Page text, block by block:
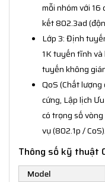
mỗi nhóm với 16
kết 802.3ad
Lớp 3: Định
1K tuyến tĩnh và
tuyến không
QoS (Chất
cứng, Lập lịch
có trọng số
vụ (802.1p / CoS).
Thông số kỹ thuật
Model